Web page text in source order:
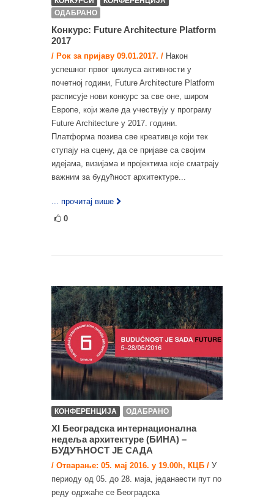
ОДАБРАНО
Конкурс: Future Architecture Platform
2017
/ Рок за пријаву 09.01.2017. / Након
успешног првог циклуса активности у
почетној години, Future Architecture Platform
расписује нови конкурс за све оне, широм
Европе, који желе да учествују у програму
Future Architecture у 2017. години.
Платформа позива све креативце који тек
ступају на сцену, да се пријаве са својим
идејама, визијама и пројектима које сматрају
важним за будућност архитектуре...
... прочитај више
0
КОНФЕРЕНЦИЈА ОДАБРАНО
XI Београдска интернационална
недеља архитектуре (БИНА) –
БУДУЋНОСТ ЈЕ САДА
/ Отварање: 05. мај 2016. у 19.00h, КЦБ / У
периоду од 05. до 28. маја, једанаести пут по
реду одржаће се Београдска